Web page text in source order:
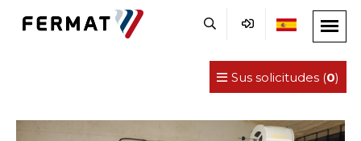
Sus solicitudes (0)